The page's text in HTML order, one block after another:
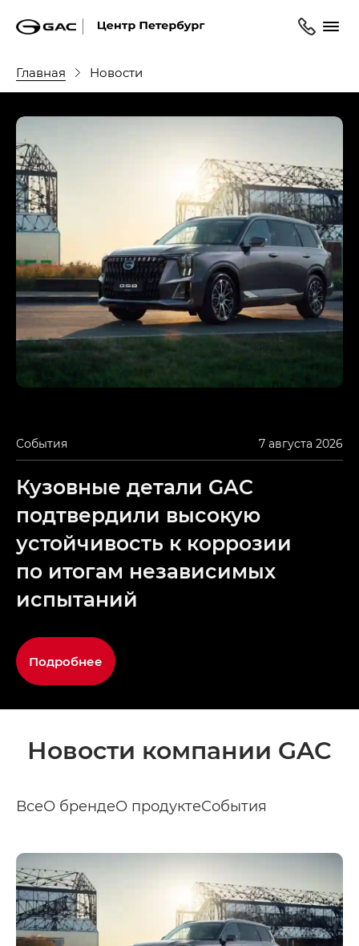
Главная Новости
События 7 августа 2026
Кузовные детали GAC
подтвердили высокую
устойчивость к коррозии
по итогам независимых
испытаний
Подробнее
Новости компании GAC
ВсеО брендеО продуктеСобытия